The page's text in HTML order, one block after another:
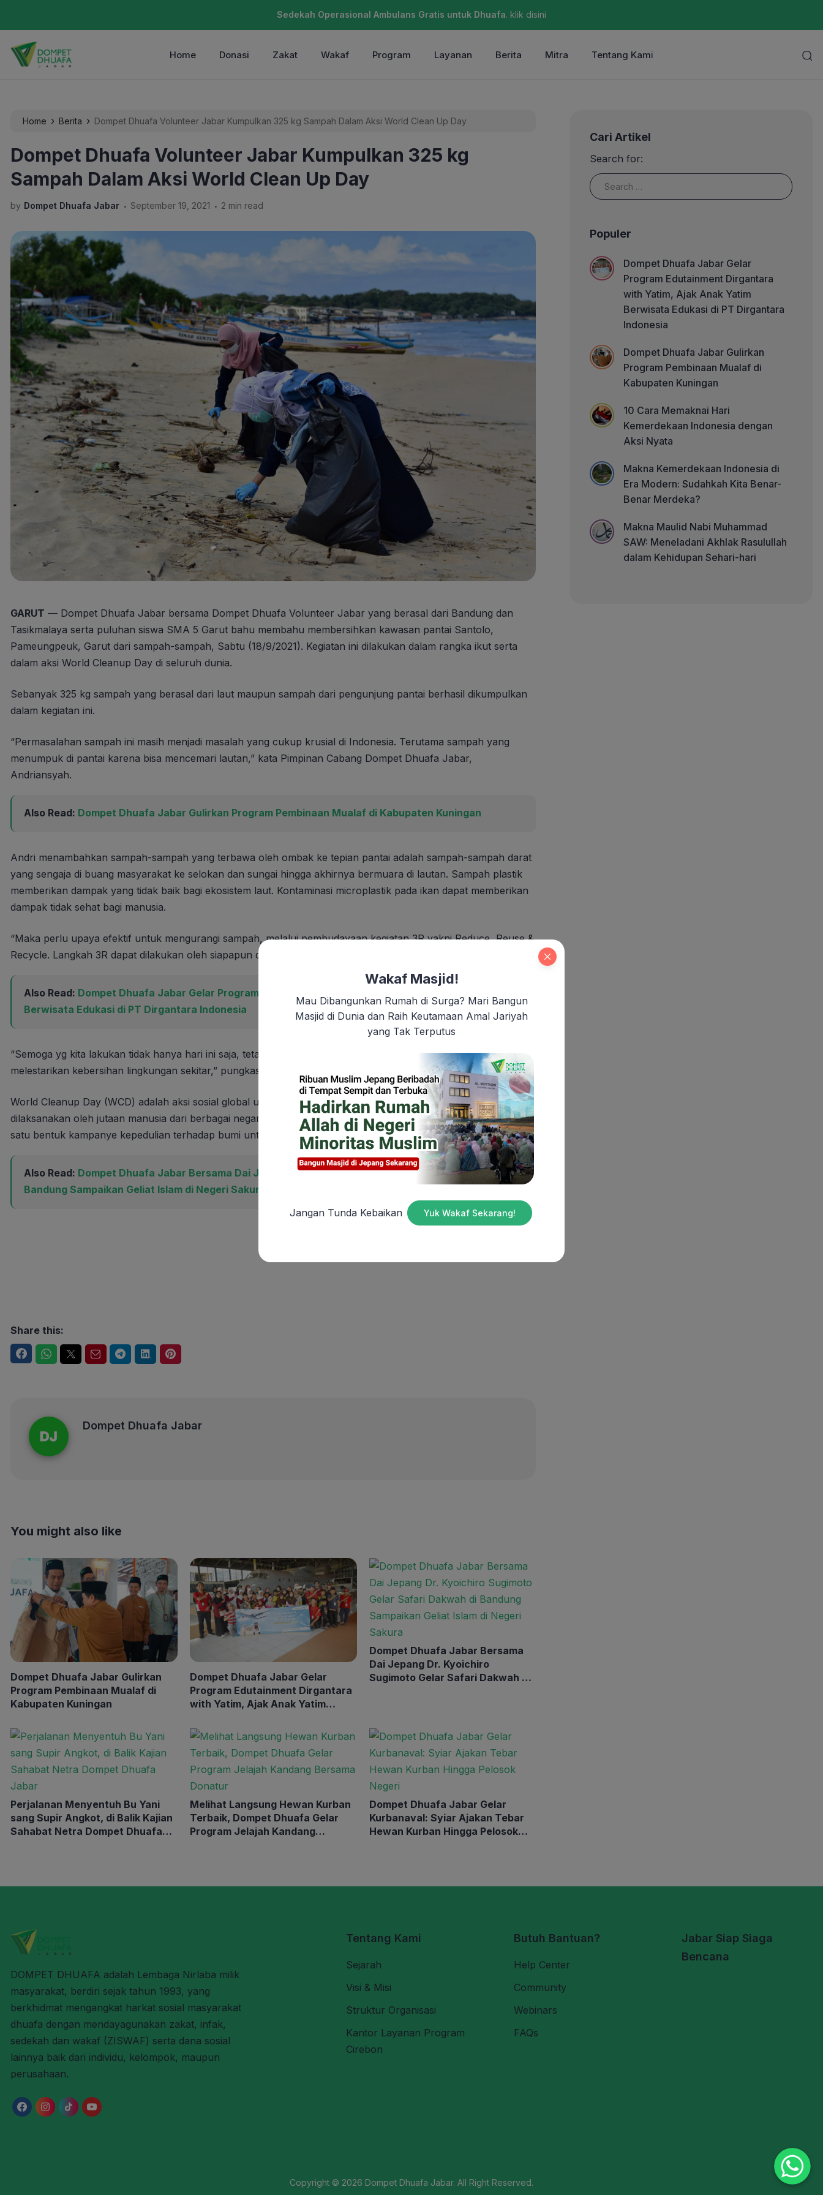
Sedekah Operasional Ambulans Gratis untuk Dhuafa. klik disini
Home Donasi Zakat Wakaf Program Layanan Berita Mitra Tentang Kami
Home › Berita › Dompet Dhuafa Volunteer Jabar Kumpulkan 325 kg Sampah Dalam Aksi World Clean Up Day
Dompet Dhuafa Volunteer Jabar Kumpulkan 325 kg
Sampah Dalam Aksi World Clean Up Day
by Dompet Dhuafa Jabar . September 19, 2021 . 2 min read
GARUT — Dompet Dhuafa Jabar bersama Dompet Dhuafa Volunteer Jabar yang berasal dari Bandung dan
Tasikmalaya serta puluhan siswa SMA 5 Garut bahu membahu membersihkan kawasan pantai Santolo,
Pameungpeuk, Garut dari sampah-sampah, Sabtu (18/9/2021). Kegiatan ini dilakukan dalam rangka ikut serta
dalam aksi World Cleanup Day di seluruh dunia.
Sebanyak 325 kg sampah yang berasal dari laut maupun sampah dari pengunjung pantai berhasil dikumpulkan
dalam kegiatan ini.
“Permasalahan sampah ini masih menjadi masalah yang cukup krusial di Indonesia. Terutama sampah yang
menumpuk di pantai karena bisa mencemari lautan,” kata Pimpinan Cabang Dompet Dhuafa Jabar,
Andriansyah.
Also Read: Dompet Dhuafa Jabar Gulirkan Program Pembinaan Mualaf di Kabupaten Kuningan
Andri menambahkan sampah-sampah yang terbawa oleh ombak ke tepian pantai adalah sampah-sampah darat
yang sengaja di buang masyarakat ke selokan dan sungai hingga akhirnya bermuara di lautan. Sampah plastik
memberikan dampak yang tidak baik bagi ekosistem laut. Kontaminasi microplastik pada ikan dapat memberikan
dampak tidak sehat bagi manusia.
“Maka perlu upaya efektif untuk mengurangi sampah, melalui pembudayaan kegiatan 3R yakni Reduce, Reuse &
Recycle. Langkah 3R dapat dilakukan oleh siapapun dimulai dari lingkungan rumah,” lanjut Andri.
Also Read: Dompet Dhuafa Jabar Gelar Program Edutainment Dirgantara with Yatim, Ajak Anak Yatim
Berwisata Edukasi di PT Dirgantara Indonesia
“Semoga yg kita lakukan tidak hanya hari ini saja, tetapi bisa menjadi kebiasaan sehari-hari dalam menjaga dan
melestarikan kebersihan lingkungan sekitar,” pungkasnya.
World Cleanup Day (WCD) adalah aksi sosial global untuk memerangi masalah sampah di dunia. Kegiatan WCD
dilaksanakan oleh jutaan manusia dari berbagai negara, suku, budaya, agama, dan ras. Aksi ini merupakan salah
satu bentuk kampanye kepedulian terhadap bumi untuk menjaga bumi dari kerusakan akibat sampah.
Also Read: Dompet Dhuafa Jabar Bersama Dai Jepang Dr. Kyoichiro Sugimoto Gelar Safari Dakwah di
Bandung Sampaikan Geliat Islam di Negeri Sakura
Share this:
Dompet Dhuafa Jabar
You might also like
Dompet Dhuafa Jabar Gulirkan
Program Pembinaan Mualaf di
Kabupaten Kuningan
Dompet Dhuafa Jabar Gelar
Program Edutainment Dirgantara
with Yatim, Ajak Anak Yatim
Dirgantara Indonesia
Dompet Dhuafa Jabar Bersama
Dai Jepang Dr. Kyoichiro
Sugimoto Gelar Safari Dakwah di
Perjalanan Menyentuh Bu Yani
sang Supir Angkot, di Balik Kajian
Sahabat Netra Dompet Dhuafa
Melihat Langsung Hewan Kurban
Terbaik, Dompet Dhuafa Gelar
Program Jelajah Kandang
Dompet Dhuafa Jabar Gelar
Kurbanaval: Syiar Ajakan Tebar
Hewan Kurban Hingga Pelosok
Cari Artikel
Search for:
Populer
Dompet Dhuafa Jabar Gelar
Program Edutainment Dirgantara
with Yatim, Ajak Anak Yatim
Berwisata Edukasi di PT Dirgantara
Indonesia
Dompet Dhuafa Jabar Gulirkan
Program Pembinaan Mualaf di
Kabupaten Kuningan
10 Cara Memaknai Hari
Kemerdekaan Indonesia dengan
Aksi Nyata
Makna Kemerdekaan Indonesia di
Era Modern: Sudahkah Kita Benar-
Benar Merdeka?
Makna Maulid Nabi Muhammad
SAW: Meneladani Akhlak Rasulullah
dalam Kehidupan Sehari-hari
DOMPET DHUAFA adalah Lembaga Nirlaba milik
masyarakat, berdiri sejak tahun 1993, yang
berkhidmat mengangkat harkat sosial masyarakat
dhuafa dengan mendayagunakan zakat, infak,
sedekah dan wakaf (ZISWAF) serta dana sosial
lainnya baik dari individu, kelompok, maupun
perusahaan.
Tentang Kami
Sejarah
Visi & Misi
Struktur Organisasi
Kantor Layanan Program
Cirebon
Butuh Bantuan?
Help Center
Community
Webinars
FAQs
Jabar Siap Siaga
Bencana
Copyright © 2026 Dompet Dhuafa Jabar. All Right Reserved.
Wakaf Masjid!
Mau Dibangunkan Rumah di Surga? Mari Bangun
Masjid di Dunia dan Raih Keutamaan Amal Jariyah
yang Tak Terputus
Jangan Tunda Kebaikan Yuk Wakaf Sekarang!